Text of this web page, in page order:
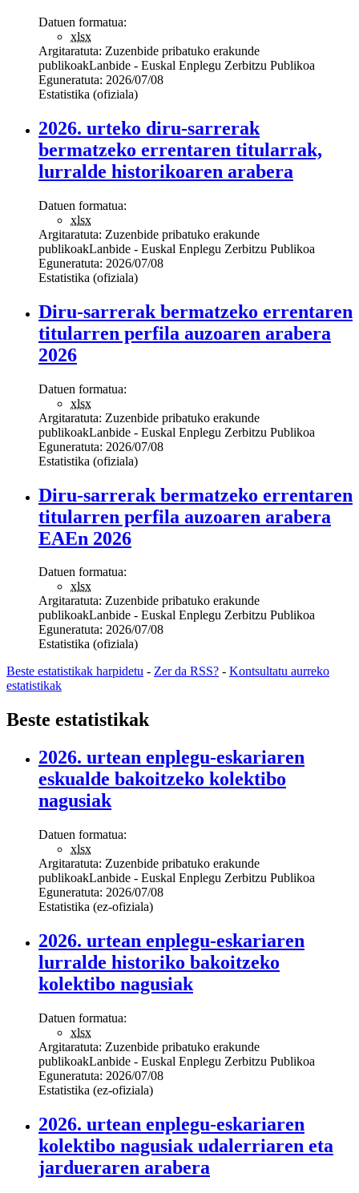
Datuen formatua:
xlsx
Argitaratuta: Zuzenbide pribatuko erakunde
publikoakLanbide - Euskal Enplegu Zerbitzu Publikoa
Eguneratuta: 2026/07/08
Estatistika (ofiziala)
2026. urteko diru-sarrerak
bermatzeko errentaren titularrak,
lurralde historikoaren arabera
Datuen formatua:
xlsx
Argitaratuta: Zuzenbide pribatuko erakunde
publikoakLanbide - Euskal Enplegu Zerbitzu Publikoa
Eguneratuta: 2026/07/08
Estatistika (ofiziala)
Diru-sarrerak bermatzeko errentaren
titularren perfila auzoaren arabera
2026
Datuen formatua:
xlsx
Argitaratuta: Zuzenbide pribatuko erakunde
publikoakLanbide - Euskal Enplegu Zerbitzu Publikoa
Eguneratuta: 2026/07/08
Estatistika (ofiziala)
Diru-sarrerak bermatzeko errentaren
titularren perfila auzoaren arabera
EAEn 2026
Datuen formatua:
xlsx
Argitaratuta: Zuzenbide pribatuko erakunde
publikoakLanbide - Euskal Enplegu Zerbitzu Publikoa
Eguneratuta: 2026/07/08
Estatistika (ofiziala)
Beste estatistikak harpidetu - Zer da RSS? - Kontsultatu aurreko
estatistikak
Beste estatistikak
2026. urtean enplegu-eskariaren
eskualde bakoitzeko kolektibo
nagusiak
Datuen formatua:
xlsx
Argitaratuta: Zuzenbide pribatuko erakunde
publikoakLanbide - Euskal Enplegu Zerbitzu Publikoa
Eguneratuta: 2026/07/08
Estatistika (ez-ofiziala)
2026. urtean enplegu-eskariaren
lurralde historiko bakoitzeko
kolektibo nagusiak
Datuen formatua:
xlsx
Argitaratuta: Zuzenbide pribatuko erakunde
publikoakLanbide - Euskal Enplegu Zerbitzu Publikoa
Eguneratuta: 2026/07/08
Estatistika (ez-ofiziala)
2026. urtean enplegu-eskariaren
kolektibo nagusiak udalerriaren eta
jardueraren arabera